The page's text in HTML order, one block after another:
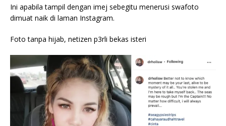
Ini apabila tampil dengan imej sebegitu menerusi swafoto
dimuat naik di laman Instagram.
Foto tanpa hijab, netizen p3rli bekas isteri